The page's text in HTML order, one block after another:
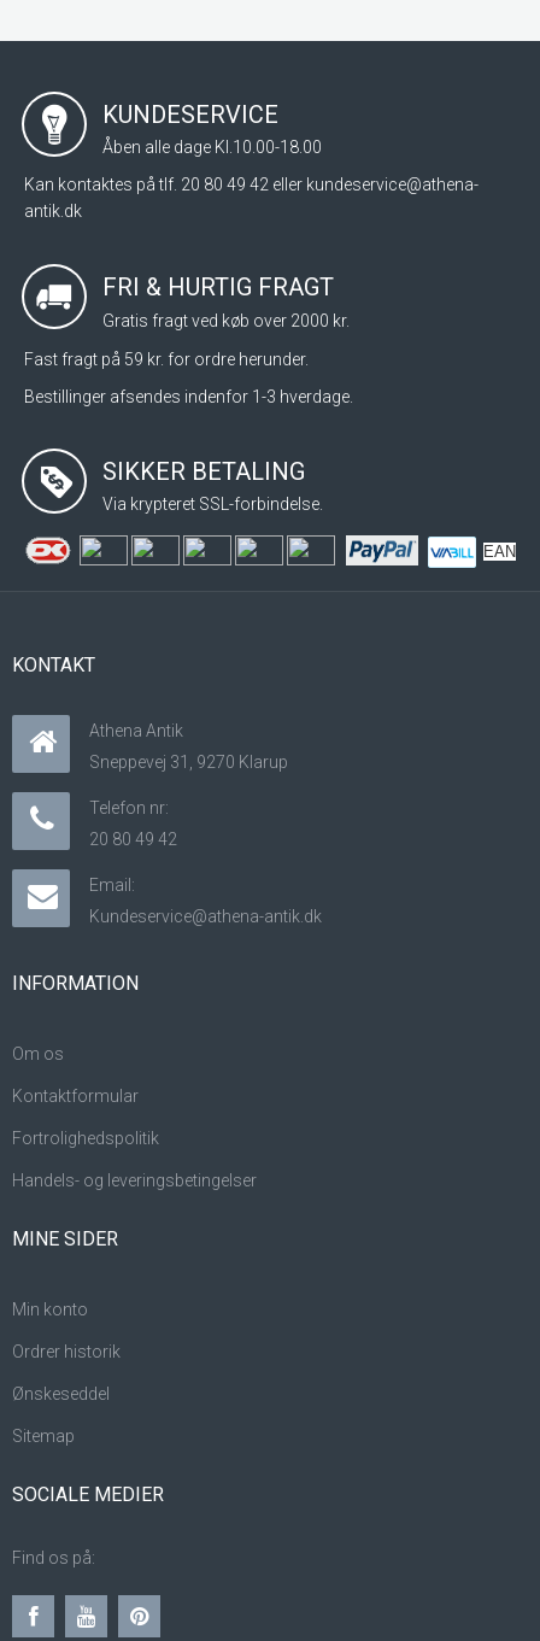
KUNDESERVICE
Åben alle dage Kl.10.00-18.00
Kan kontaktes på tlf. 20 80 49 42 eller kundeservice@athena-
antik.dk
FRI & HURTIG FRAGT
Gratis fragt ved køb over 2000 kr.
Fast fragt på 59 kr. for ordre herunder.
Bestillinger afsendes indenfor 1-3 hverdage.
SIKKER BETALING
Via krypteret SSL-forbindelse.
EAN
KONTAKT
Athena Antik
Sneppevej 31, 9270 Klarup
Telefon nr:
20 80 49 42
Email:
Kundeservice@athena-antik.dk
INFORMATION
Om os
Kontaktformular
Fortrolighedspolitik
Handels- og leveringsbetingelser
MINE SIDER
Min konto
Ordrer historik
Ønskeseddel
Sitemap
SOCIALE MEDIER
Find os på: